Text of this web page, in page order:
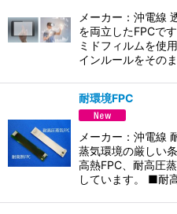
メーカー：沖電線
を両立したFPCで
ミドフィルムを使
インルールをその
耐環境FPC
メーカー：沖電線
蒸気環境の厳しい
高熱FPC、耐高圧
しています。 ■耐